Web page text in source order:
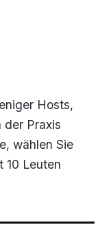
Hosts,
der Praxis
wählen Sie
10 Leuten